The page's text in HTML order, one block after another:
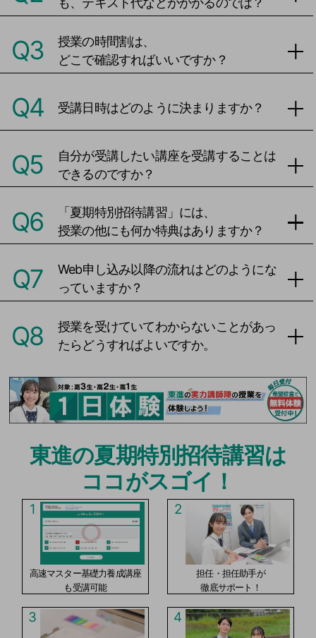
Q3
授業の時間割は、
どこで確認すればいいですか？
Q4 受講日時はどのように決まりますか？
Q5
自分が受講したい講座を受講することは
できるのですか？
Q6
「夏期特別招待講習」には、
授業の他にも何か特典はありますか？
Q7
Web申し込み以降の流れはどのようにな
っていますか？
Q8
授業を受けていてわからないことがあっ
たらどうすればよいですか。
東進の夏期特別招待講習は
ココがスゴイ！
1
高速マスター基礎力養成講座
も受講可能
2
担任・担任助手が
徹底サポート！
3 4